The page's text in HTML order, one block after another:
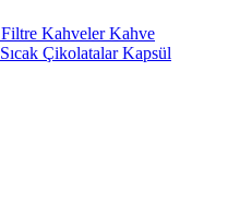
Filtre KahvelerKahve
Sıcak ÇikolatalarKapsül